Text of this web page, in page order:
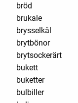
bröd
brukale
brysselkål
brytbönor
brytsockerärt
bukett
buketter
bulbiller